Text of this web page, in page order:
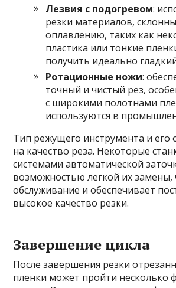
Лезвия с подогревом:
резки материалов,
оплавлению, таких как
пластика или тонкие
получить идеально
Ротационные ножи:
точный и чистый рез,
с широкими полотнами
используются в
Тип режущего инструмента и его
на качество реза. Некоторые
системами автоматической
возможностью легкой их
обслуживание и обеспечивает
высокое качество резки.
Завершение цикла
После завершения резки
пленки может пройти несколько